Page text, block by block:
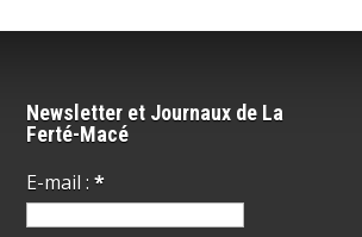
Newsletter et Journaux de La
Ferté-Macé
E-mail : *